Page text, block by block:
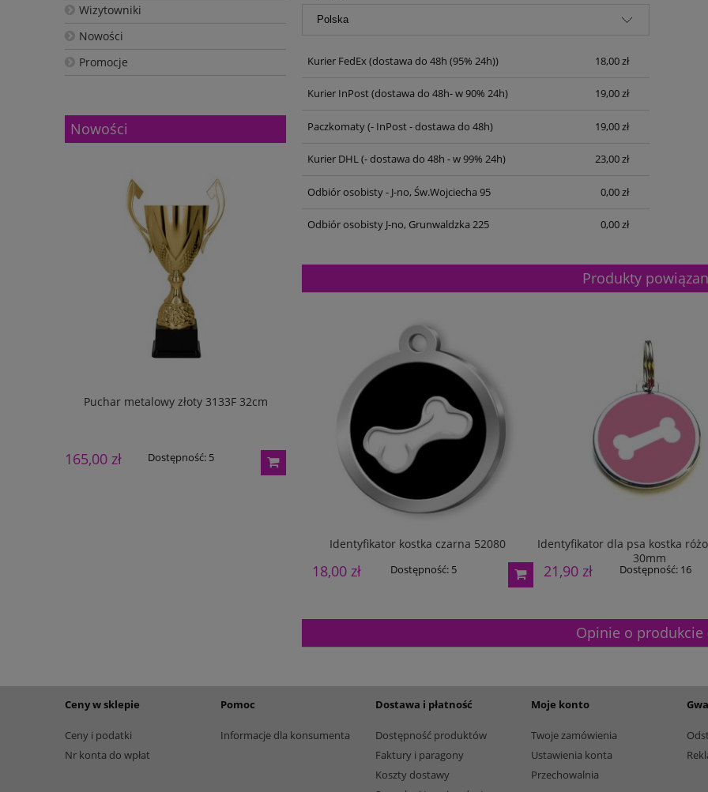
Wizytowniki
Nowości
Promocje
Nowości
Puchar metalowy złoty 3133F 32cm
165,00 zł Dostępność: 5
Puchar metalowy złoty 3133E 37cm
195,00 zł Dostępność:
Puchar metalowy złoty 2100E 32cm
Dostępność:
Kurier FedEx(dostawa do 48h (95% 24h)) 18,00 zł
Kurier InPost(dostawa do 48h- w 90% 24h) 19,00 zł
Paczkomaty(- InPost - dostawa do 48h) 19,00 zł
Kurier DHL(- dostawa do 48h - w 99% 24h) 23,00 zł
Odbiór osobisty - J-no, Św.Wojciecha 95 0,00 zł
Odbiór osobisty J-no, Grunwaldzka 225 0,00 zł
Produkty
Identyfikator kostka czarna 52080
18,00 zł Dostępność: 5
Identyfikator dla psa kostka
30mm
21,90 zł Dostępność: 16
Opinie o produkcie
Ceny w sklepie
Ceny i podatki
Nr konta do wpłat
Pomoc
Informacje dla konsumenta
Dostawa i płatność
Dostępność produktów
Faktury i paragony
Koszty dostawy
Moje konto
Twoje zamówienia
Ustawienia konta
Przechowalnia